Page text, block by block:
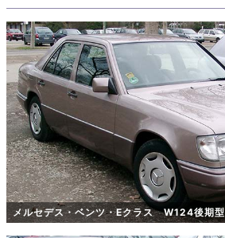
メルセデス・ベンツ・Eクラス W124後期型